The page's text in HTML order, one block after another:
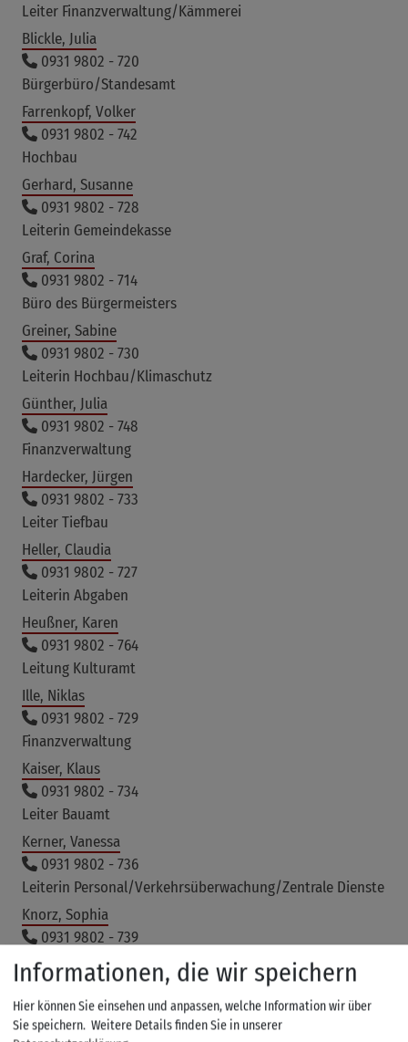
Leiter Finanzverwaltung/Kämmerei
Blickle, Julia
0931 9802 - 720
Bürgerbüro/Standesamt
Farrenkopf, Volker
0931 9802 - 742
Hochbau
Gerhard, Susanne
0931 9802 - 728
Leiterin Gemeindekasse
Graf, Corina
0931 9802 - 714
Büro des Bürgermeisters
Greiner, Sabine
0931 9802 - 730
Leiterin Hochbau/Klimaschutz
Günther, Julia
0931 9802 - 748
Finanzverwaltung
Hardecker, Jürgen
0931 9802 - 733
Leiter Tiefbau
Heller, Claudia
0931 9802 - 727
Leiterin Abgaben
Heußner, Karen
0931 9802 - 764
Leitung Kulturamt
Ille, Niklas
0931 9802 - 729
Finanzverwaltung
Kaiser, Klaus
0931 9802 - 734
Leiter Bauamt
Kerner, Vanessa
0931 9802 - 736
Leiterin Personal/Verkehrsüberwachung/Zentrale Dienste
Knorz, Sophia
0931 9802 - 739
Personal/Verkehrsüberwachung/Zentrale Dienste
Krämer, Bianca
0931 9802 - 768
Zentrale Dienste
Informationen, die wir speichern
Hier können Sie einsehen und anpassen, welche Information wir über
Sie speichern. Weitere Details finden Sie in unserer